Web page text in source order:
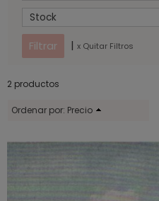
Stock
| x Quitar Filtros
2 productos
Ordenar por: Precio